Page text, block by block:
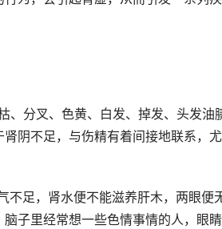
、分叉、色黄、白发、掉发、头发
阴不足，与伤精有着间接地联系，
不足，肾水便不能滋养肝木，两眼便
子里经常想一些色情事情的人，眼